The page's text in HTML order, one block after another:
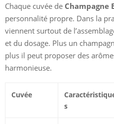
Chaque cuvée de Champagne
personnalité propre. Dans la
viennent surtout de
et du dosage. Plus un
plus il peut proposer des
harmonieuse.
Cuvée
s